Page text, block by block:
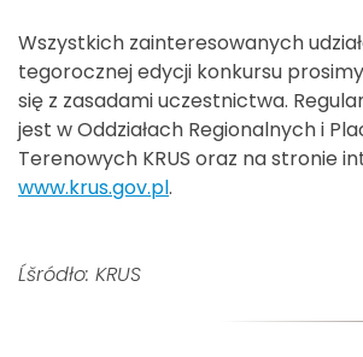
Wszystkich zainteresowanych
tegorocznej edycji konkursu
się z zasadami uczestnictwa.
jest w Oddziałach Regionalnych i
Terenowych KRUS oraz na stronie
www.krus.gov.pl.
Ĺšródło: KRUS